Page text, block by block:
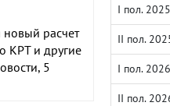
новый расчет
КРТ и другие
5
I пол. 2025
II пол.
I пол. 2026
II пол.